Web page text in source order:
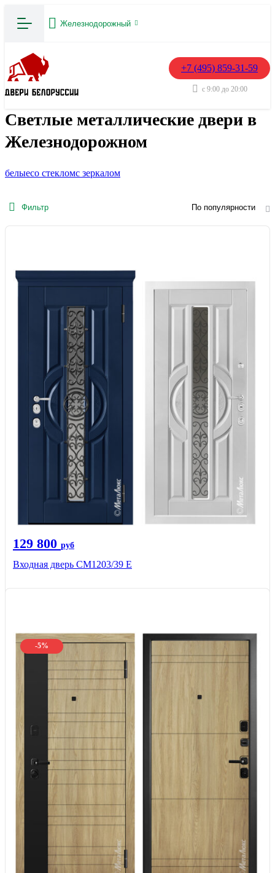
Железнодорожный
+7 (495) 859-31-59
с 9:00 до 20:00
Светлые металлические двери в
Железнодорожном
белыесо стекломс зеркалом
Фильтр По популярности
129 800 руб
Входная дверь СМ1203/39 E
-5%